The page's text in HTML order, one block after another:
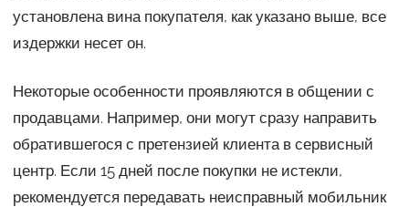
установлена вина покупателя, как указано выше, все
издержки несет он.
Некоторые особенности проявляются в общении с
продавцами. Например, они могут сразу направить
обратившегося с претензией клиента в сервисный
центр. Если 15 дней после покупки не истекли,
рекомендуется передавать неисправный мобильник